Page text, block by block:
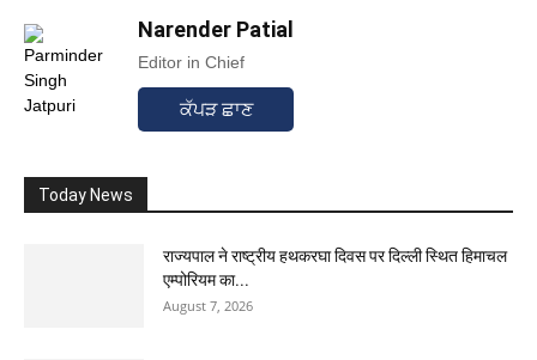
Narender Patial
Editor in Chief
ਕੱਪੜ ਛਾਣ
Today News
राज्यपाल ने राष्ट्रीय हथकरघा दिवस पर दिल्ली स्थित हिमाचल
एम्पोरियम का...
August 7, 2026